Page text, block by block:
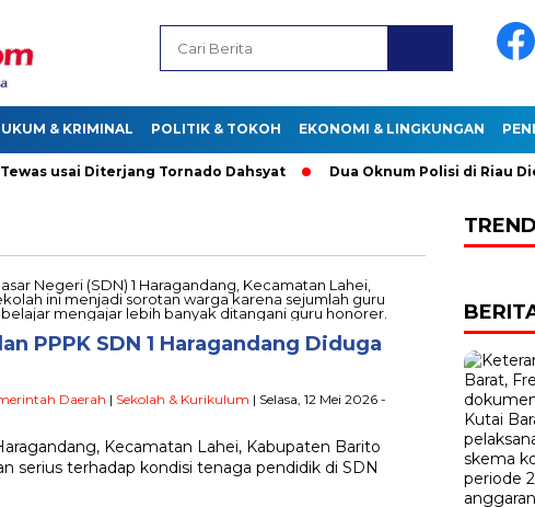
& KRIMINAL POLITIK & TOKOH EKONOMI & LINGKUNGAN
usai Diterjang Tornado Dahsyat Dua Oknum Polisi di Riau
PPPK SDN 1 Haragandang Diduga
Daerah | Sekolah & Kurikulum | Selasa, 12 Mei 2026 -
Kecamatan Lahei, Kabupaten Barito
serius terhadap kondisi tenaga pendidik di SDN